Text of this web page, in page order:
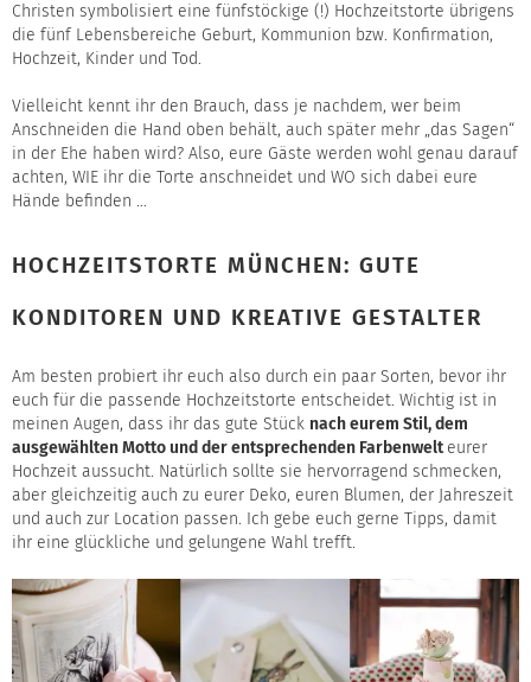
Christen symbolisiert eine fünfstöckige (!) Hochzeitstorte übrigens
die fünf Lebensbereiche Geburt, Kommunion bzw. Konfirmation,
Hochzeit, Kinder und Tod.
Vielleicht kennt ihr den Brauch, dass je nachdem, wer beim
Anschneiden die Hand oben behält, auch später mehr „das Sagen“
in der Ehe haben wird? Also, eure Gäste werden wohl genau darauf
achten, WIE ihr die Torte anschneidet und WO sich dabei eure
Hände befinden …
HOCHZEITSTORTE MÜNCHEN: GUTE
KONDITOREN UND KREATIVE GESTALTER
Am besten probiert ihr euch also durch ein paar Sorten, bevor ihr
euch für die passende Hochzeitstorte entscheidet. Wichtig ist in
meinen Augen, dass ihr das gute Stück nach eurem Stil, dem
ausgewählten Motto und der entsprechenden Farbenwelteurer
Hochzeit aussucht. Natürlich sollte sie hervorragend schmecken,
aber gleichzeitig auch zu eurer Deko, euren Blumen, der Jahreszeit
und auch zur Location passen. Ich gebe euch gerne Tipps, damit
ihr eine glückliche und gelungene Wahl trefft.